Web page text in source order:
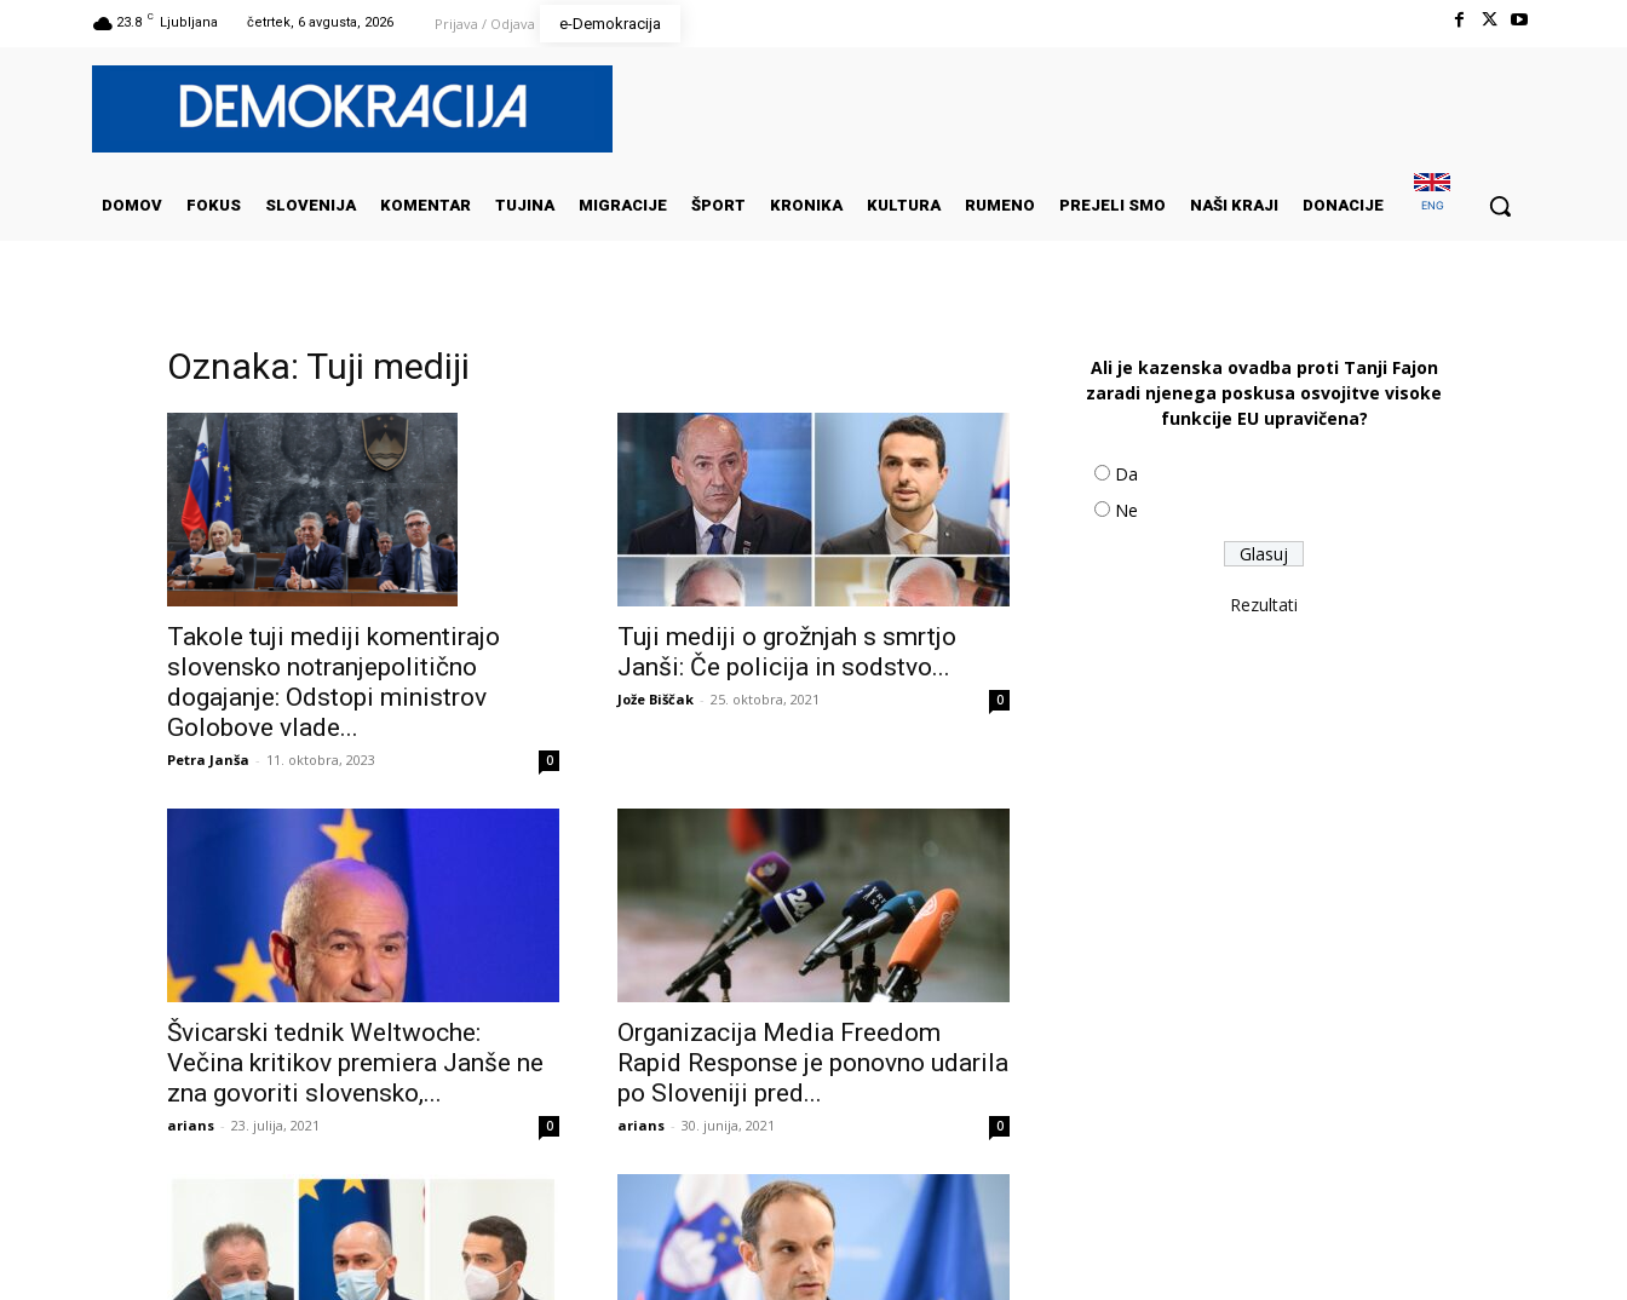
23.8 C Ljubljana četrtek, 6 avgusta, 2026 Prijava / Odjava e-Demokracija
DOMOV FOKUS SLOVENIJA KOMENTAR TUJINA MIGRACIJE ŠPORT KRONIKA KULTURA RUMENO PREJELI SMO NAŠI KRAJI DONACIJE ENG
Oznaka: Tuji mediji
Takole tuji mediji komentirajo
slovensko notranjepolitično
dogajanje: Odstopi ministrov
Golobove vlade...
Petra Janša - 11. oktobra, 2023 0
Tuji mediji o grožnjah s smrtjo
Janši: Če policija in sodstvo...
Jože Biščak - 25. oktobra, 2021 0
Švicarski tednik Weltwoche:
Večina kritikov premiera Janše ne
zna govoriti slovensko,...
arians - 23. julija, 2021 0
Organizacija Media Freedom
Rapid Response je ponovno udarila
po Sloveniji pred...
arians - 30. junija, 2021 0
Ali je kazenska ovadba proti Tanji Fajon
zaradi njenega poskusa osvojitve visoke
funkcije EU upravičena?
Da
Ne
Rezultati